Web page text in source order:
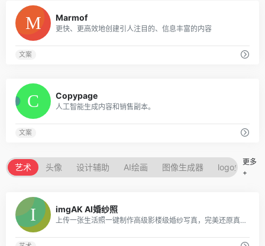
Marmof
更快、更高效地创建引人注目的、信息丰富的内容
文案
Copypage
人工智能生成内容和销售副本。
文案
艺术 头像 设计辅助 AI绘画 图像生成器 logo生成器
更多
+
imgAK AI婚纱照
上传一张生活照一键制作高级影楼级婚纱写真，完美还原真实人脸与肤质。